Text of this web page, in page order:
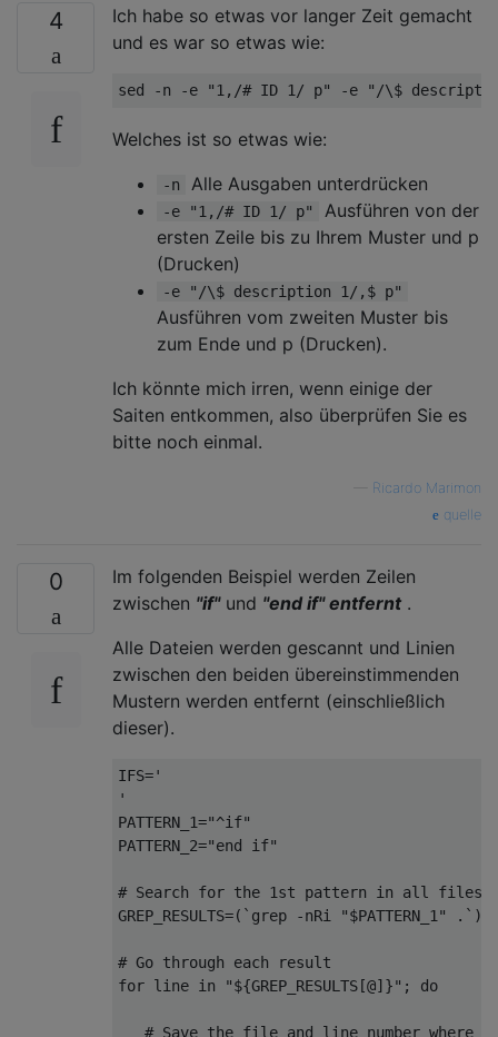
4
Ich habe so etwas vor langer Zeit gemacht
und es war so etwas wie:
sed -n -e "1,/# ID 1/ p" -e "/\$
Welches ist so etwas wie:
-n Alle Ausgaben unterdrücken
-e "1,/# ID 1/ p"
Ausführen von der
ersten Zeile bis zu Ihrem Muster und p
(Drucken)
-e "/\$ description 1/,$ p"
Ausführen vom zweiten Muster bis
zum Ende und p (Drucken).
Ich könnte mich irren, wenn einige der
Saiten entkommen, also überprüfen Sie es
bitte noch einmal.
Ricardo Marimon
quelle
0
Im folgenden Beispiel werden Zeilen
zwischen "if"und "end if" entfernt .
Alle Dateien werden gescannt und Linien
zwischen den beiden übereinstimmenden
Mustern werden entfernt (einschließlich
dieser).
IFS='
'
PATTERN_1="^if"
PATTERN_2="end if"
# Search for the 1st pattern in all files
GREP_RESULTS=(`grep -nRi
"$PATTERN_1 " .`)
# Go through each result
for line in "${GREP_RESULTS[@]}" ; do
# Save the file and line number where